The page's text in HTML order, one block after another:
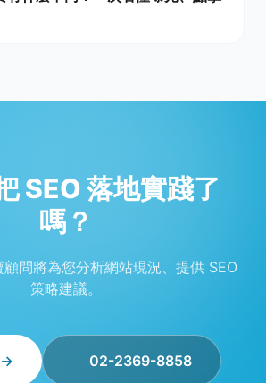
SEO 落地實踐了
嗎？
問將為您分析網站現況、提供 SEO
策略建議。
→ 02-2369-8858